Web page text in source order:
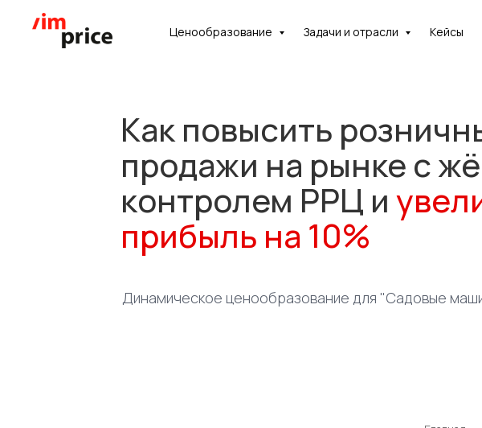
систему изнутри и
насколько она
для ваших задач?
С удовольствием проведем демонстрацию
Ценообразование Задачи и отрасли Кейсы
Динамическое ценообразование для "Садовые
Как повысить
продажи на рынке с
контролем РРЦ и
прибыль на 10%